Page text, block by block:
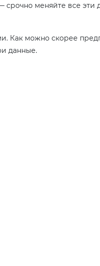
срочно меняйте все эти
Как можно скорее
данные.